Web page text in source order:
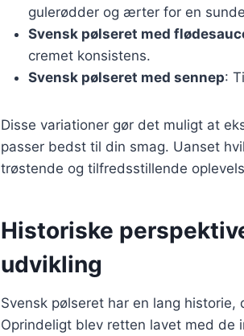
gulerødder og ærter for en
Svensk pølseret med
cremet konsistens.
Svensk pølseret med sennep:
Disse variationer gør det muligt at
passer bedst til din smag. Uanset
trøstende og tilfredsstillende
Historiske
udvikling
Svensk pølseret har en lang
Oprindeligt blev retten lavet med de